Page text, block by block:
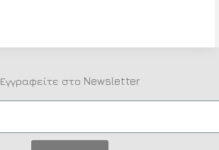
Εγγραφείτε στο Newsletter